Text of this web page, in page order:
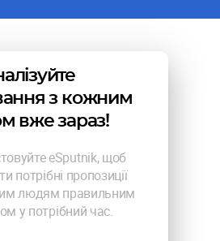
з кожним
вже зараз!
eSputnik, щоб
потрібні пропозиції
людям правильним
у потрібний час.